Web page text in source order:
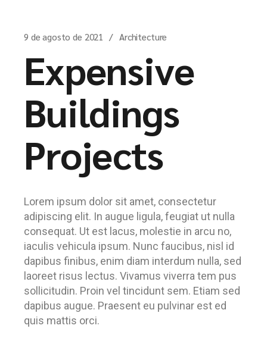
9 de agosto de 2021 Architecture
Expensive
Buildings
Projects
Lorem ipsum dolor sit amet, consectetur
adipiscing elit. In augue ligula, feugiat ut nulla
consequat. Ut est lacus, molestie in arcu no,
iaculis vehicula ipsum. Nunc faucibus, nisl id
dapibus finibus, enim diam interdum nulla, sed
laoreet risus lectus. Vivamus viverra tem pus
sollicitudin. Proin vel tincidunt sem. Etiam sed
dapibus augue. Praesent eu pulvinar est ed
quis mattis orci.